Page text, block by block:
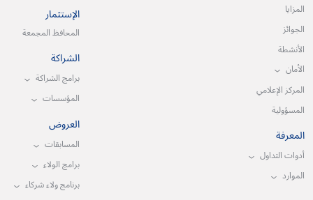
المزايا
الجوائز
الأنشطة
الأمان
المركز الإعلامي
المسؤولية
المعرفة
أدوات التداول
الموارد
الإستثمار
المحافظ المجمعة
الشراكة
برامج الشراكة
المؤسسات
العروض
المسابقات
برامج الولاء
برنامج ولاء شركاء